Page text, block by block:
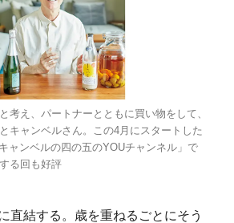
考え、パートナーとともに買い物をして、
キャンベルさん。この4月にスタートした
ャンベルの四の五のYOUチャンネル」で
る回も好評
直結する。歳を重ねるごとにそう